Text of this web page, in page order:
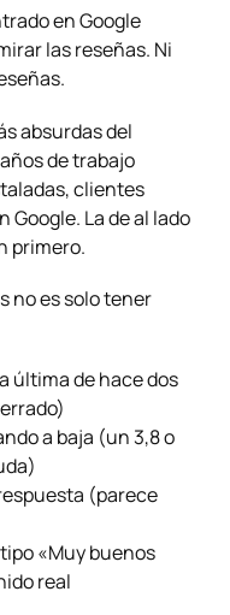
en Google
las reseñas. Ni
absurdas del
de trabajo
clientes
La de al lado
primero.
no es solo tener
última de hace dos
a baja (un 3,8 o
(parece
«Muy buenos
real